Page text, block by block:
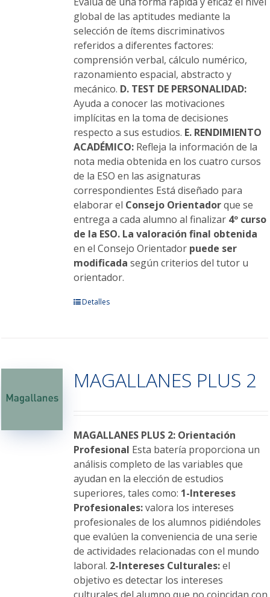
global de las aptitudes mediante la
selección de ítems discriminativos
referidos a diferentes factores:
comprensión verbal, cálculo numérico,
razonamiento espacial, abstracto y
mecánico. D. TEST DE PERSONALIDAD:
Ayuda a conocer las motivaciones
implícitas en la toma de decisiones
respecto a sus estudios. E. RENDIMIENTO
ACADÉMICO:Refleja la información de la
nota media obtenida en los cuatro cursos
de la ESO en las asignaturas
correspondientes Está diseñado para
elaborar el Consejo Orientadorque se
entrega a cada alumno al finalizar 4º curso
de la ESO. La valoración final obtenida
en el Consejo Orientador puede ser
modificada según criterios del tutor u
orientador.
Este
Las
opciones
elegir
en
la
página
de
producto
Detalles
MAGALLANES PLUS 2
MAGALLANES PLUS 2: Orientación
Profesional Esta batería proporciona un
análisis completo de las variables que
ayudan en la elección de estudios
superiores, tales como: 1-Intereses
Profesionales:valora los intereses
profesionales de los alumnos pidiéndoles
que evalúen la conveniencia de una serie
de actividades relacionadas con el mundo
laboral. 2-Intereses Culturales:el
objetivo es detectar los intereses